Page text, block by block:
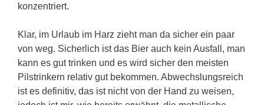
konzentriert.
Klar, im Urlaub im Harz zieht man da sicher ein paar
von weg. Sicherlich ist das Bier auch kein Ausfall, man
kann es gut trinken und es wird sicher den meisten
Pilstrinkern relativ gut bekommen. Abwechslungsreich
ist es definitiv, das ist nicht von der Hand zu weisen,